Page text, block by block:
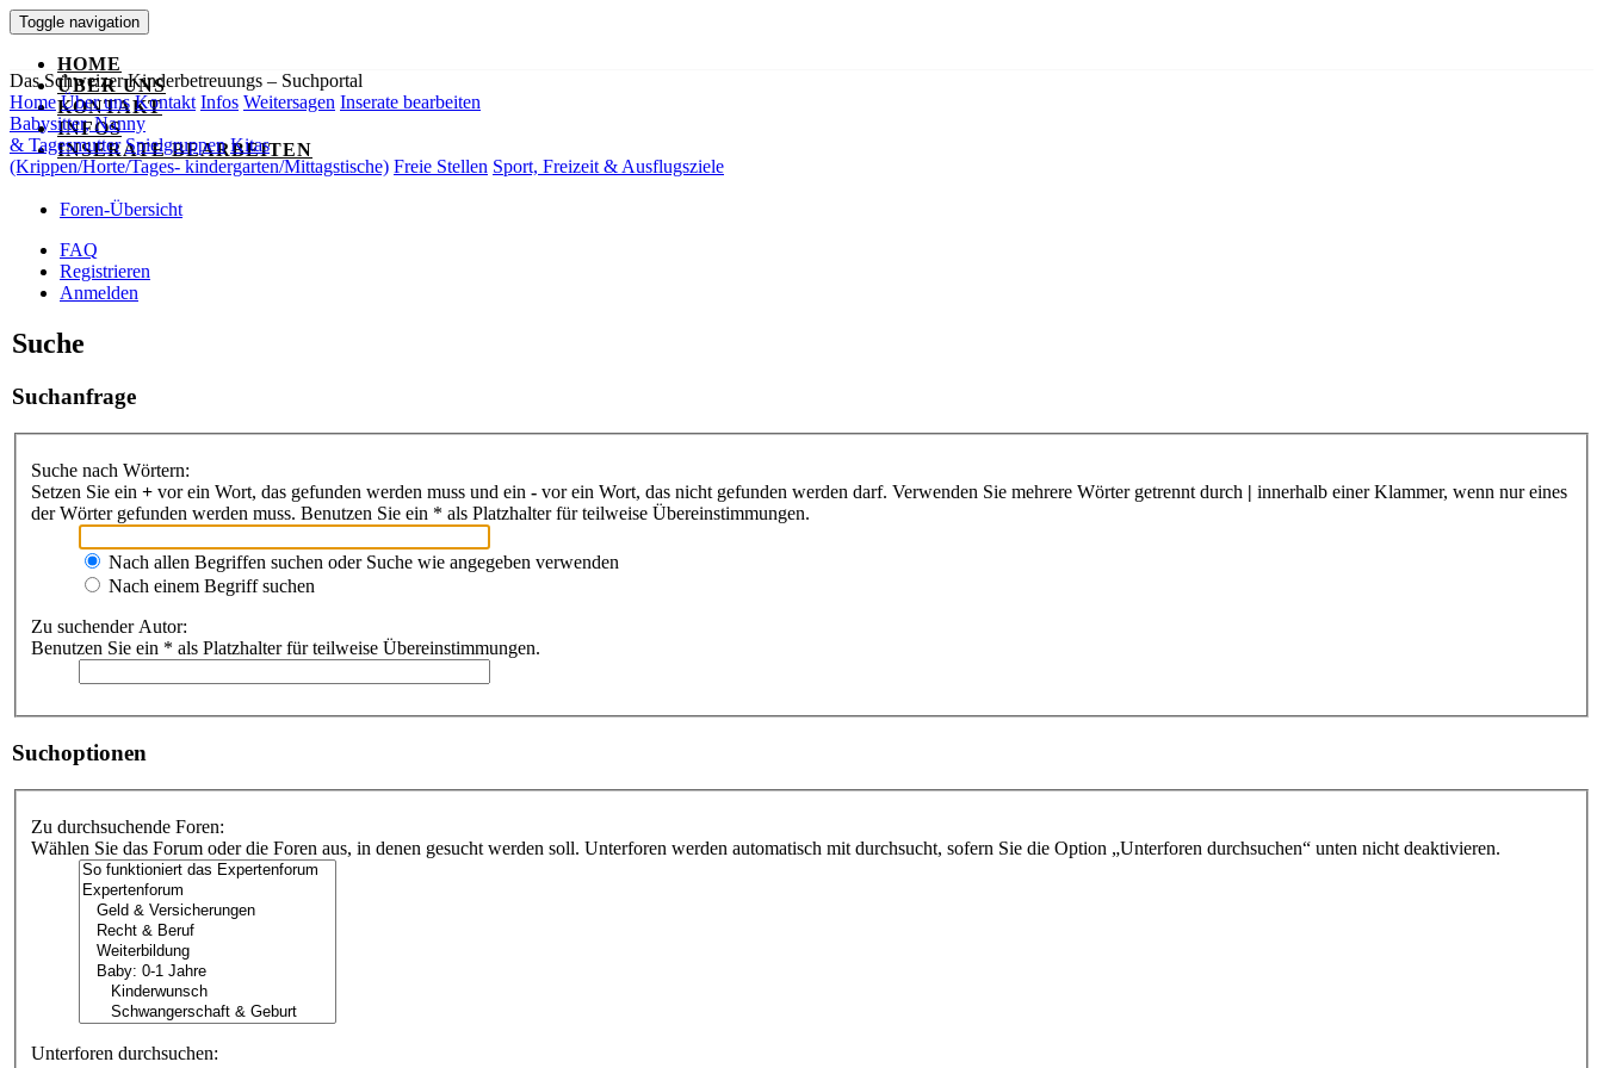
Toggle navigation
HOME
ÜBER UNS
KONTAKT
INFOS
INSERATE BEARBEITEN
Das Schweizer Kinderbetreuungs – Suchportal
Home Über uns Kontakt Infos Weitersagen Inserate bearbeiten
Babysitter, Nanny
& Tagesmutter Spielgruppen Kitas
(Krippen/Horte/Tages- kindergarten/Mittagstische) Freie Stellen Sport, Freizeit & Ausflugsziele
Foren-Übersicht
FAQ
Registrieren
Anmelden
Suche
Suchanfrage
Suche nach Wörtern:
Setzen Sie ein + vor ein Wort, das gefunden werden muss und ein - vor ein Wort, das nicht gefunden werden darf. Verwenden Sie mehrere Wörter getrennt durch | innerhalb einer Klammer, wenn nur eines
der Wörter gefunden werden muss. Benutzen Sie ein * als Platzhalter für teilweise Übereinstimmungen.
Nach allen Begriffen suchen oder Suche wie angegeben verwenden
Nach einem Begriff suchen
Zu suchender Autor:
Benutzen Sie ein * als Platzhalter für teilweise Übereinstimmungen.
Suchoptionen
Zu durchsuchende Foren:
Wählen Sie das Forum oder die Foren aus, in denen gesucht werden soll. Unterforen werden automatisch mit durchsucht, sofern Sie die Option „Unterforen durchsuchen“ unten nicht deaktivieren.
Unterforen durchsuchen: